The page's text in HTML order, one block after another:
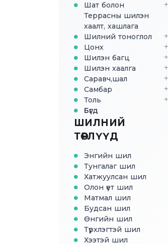
Шат болон
Террасны шилэн
хаалт, хашлага
Шилний тоноглол
Цонх
Шилэн багц
Шилэн хаалга
Саравч,шал
Самбар
Толь
Бүгд
ШИЛНИЙ
ТӨРЛҮҮД
Энгийн шил
Тунгалаг шил
Хатжуулсан шил
Олон үет шил
Матмал шил
Будсан шил
Өнгийн шил
Түрхлэгтэй шил
Хээтэй шил